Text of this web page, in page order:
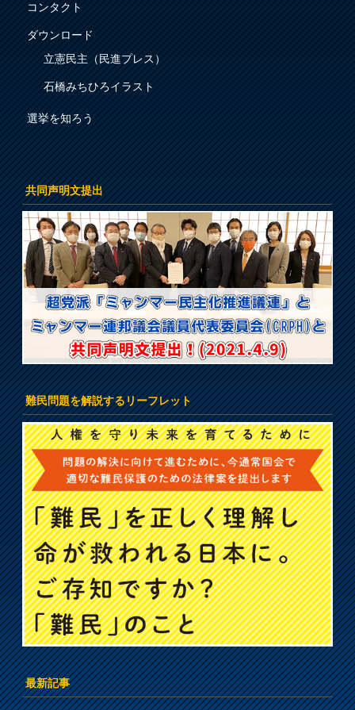
コンタクト
ダウンロード
立憲民主（民進プレス）
石橋みちひろイラスト
選挙を知ろう
共同声明文提出
難民問題を解説するリーフレット
最新記事